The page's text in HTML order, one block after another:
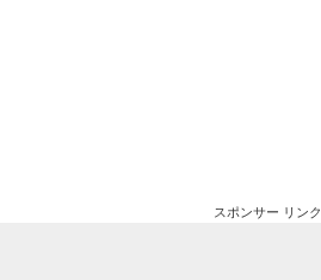
スポンサー リンク